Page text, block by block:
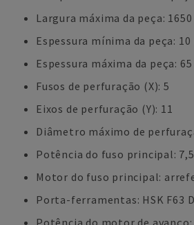
Largura máxima da peça:
Espessura mínima da peça: 10
Espessura máxima da peça:
Fusos de perfuração (X): 5
Eixos de perfuração (Y): 11
Diâmetro máximo de
Potência do fuso principal: 7,5
Motor do fuso principal:
Porta-ferramentas: HSK F63
Potência do motor de avanço: